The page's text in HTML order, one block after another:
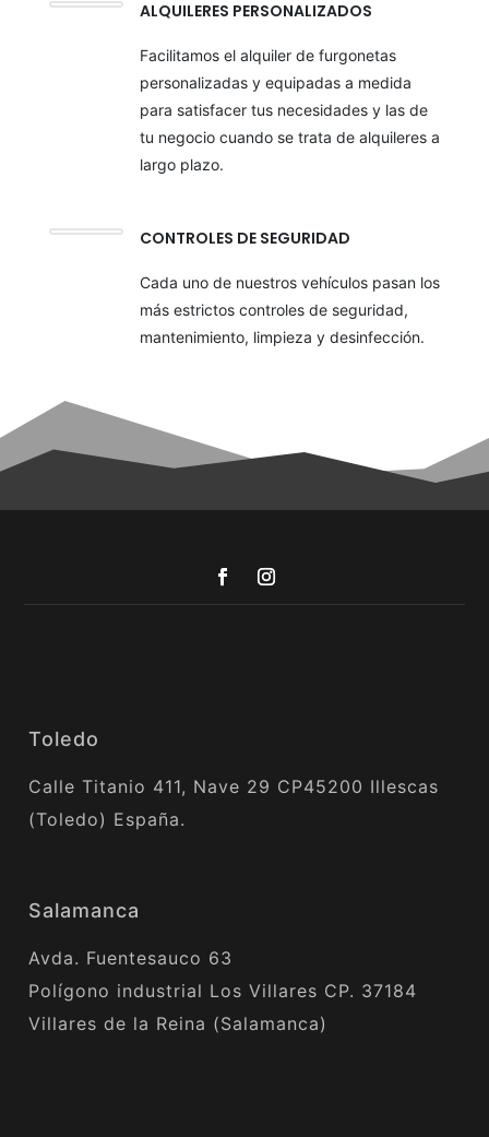
ALQUILERES PERSONALIZADOS
Facilitamos el alquiler de furgonetas
personalizadas y equipadas a medida
para satisfacer tus necesidades y las de
tu negocio cuando se trata de alquileres a
largo plazo.
CONTROLES DE SEGURIDAD
Cada uno de nuestros vehículos pasan los
más estrictos controles de seguridad,
mantenimiento, limpieza y desinfección.
Toledo
Calle Titanio 411, Nave 29 CP45200 Illescas
(Toledo) España.
Salamanca
Avda. Fuentesauco 63
Polígono industrial Los Villares CP. 37184
Villares de la Reina (Salamanca)